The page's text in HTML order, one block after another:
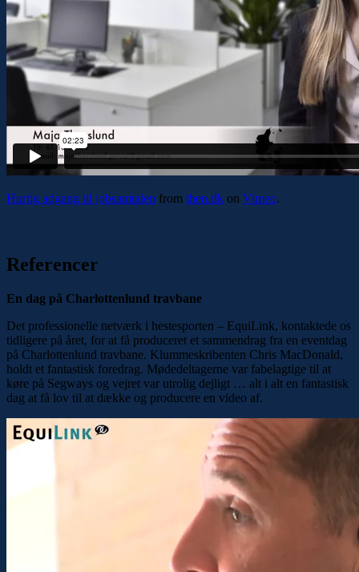
Hurtig adgang til jobsamtalen from then.dk on Vimeo.
Referencer
En dag på Charlottenlund travbane
Det professionelle netværk i hestesporten – EquiLink, kontaktede os
tidligere på året, for at få produceret et sammendrag fra en eventdag
på Charlottenlund travbane. Klummeskribenten Chris MacDonald,
holdt et fantastisk foredrag. Mødedeltagerne var fabelagtige til at
køre på Segways og vejret var utrolig dejligt … alt i alt en fantastisk
dag at få lov til at dække og producere en video af.